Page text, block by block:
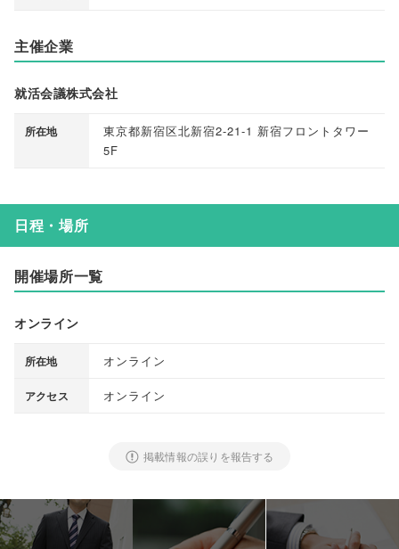
主催企業
就活会議株式会社
所在地
東京都新宿区北新宿2-21-1 新宿フロントタワー
5F
日程・場所
開催場所一覧
オンライン
所在地 オンライン
アクセス オンライン
掲載情報の誤りを報告する